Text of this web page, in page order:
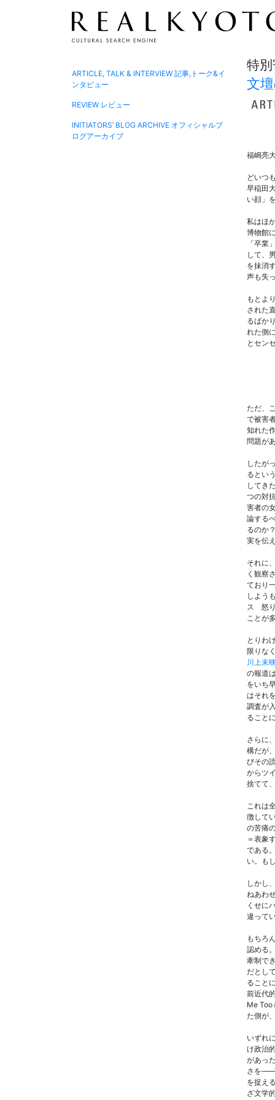
ARTICLE, TALK & INTERVIEW 記事,トーク&イ
ンタビュー
REVIEW レビュー
INITIATORS’ BLOG ARCHIVE オフィシャルブ
ログアーカイブ
特
文
福嶋亮
どいつ
早稲田
い顔」
私はほ
博物館
「卒業
して、
を抹消
声も失
もとよ
された
るばか
れた側
とセン
ただ、
で被害
知れた
問題が
したが
るとい
してき
つの対
害者の
論する
るのか
実を伝
それに
く観察
ており
しよう
ス 怒り
ことが
とりわ
限りな
川上未
の報道
をいち
はそれ
調査が
ること
さらに
構だが
びその
からツ
捨てて
これは
徴して
の苦痛
＝表象
である
い。も
しかし
ねあわ
くせに
違って
もちろ
認める
牽制で
だとし
ること
前近代
Me Too
た側が
いずれ
け政治
があっ
さを――
を捉え
ざ文学